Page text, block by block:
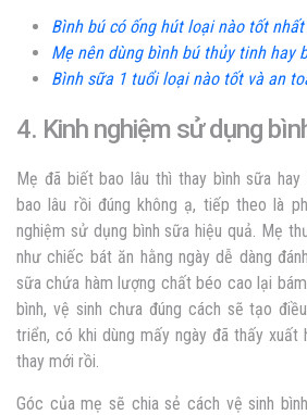
Bình bú có ống hút loại nào tốt nhất
Mẹ nên dùng bình bú thủy tinh hay
Bình sữa 1 tuổi loại nào tốt và an
4. Kinh nghiệm sử dụng
Mẹ đã biếtbao lâu thì thay bình sữa
bao lâu rồi đúng không ạ, tiếp theo là
nghiệm sử dụng bình sữa hiệu quả. Mẹ
như chiếc bát ăn hằng ngày dễ dàng
sữa chứa hàm lượng chất béo cao lại
bình, vệ sinh chưa đúng cách sẽ tạo
triển, có khi dùng mấy ngày đã thấy xuất
thay mới rồi.
Góc của mẹ sẽ chia sẻ cách vệ sinh